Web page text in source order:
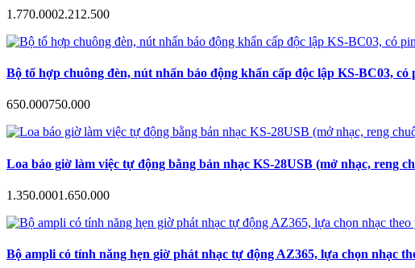
1.770.0002.212.500
Bộ tổ hợp chuông đèn, nút nhấn báo động khẩn cấp độc lập KS-BC03,
650.000750.000
Loa báo giờ làm việc tự động bằng bản nhạc KS-28USB (mở nhạc, reng
1.350.0001.650.000
Bộ ampli có tính năng hẹn giờ phát nhạc tự động AZ365, lựa chọn nhạc